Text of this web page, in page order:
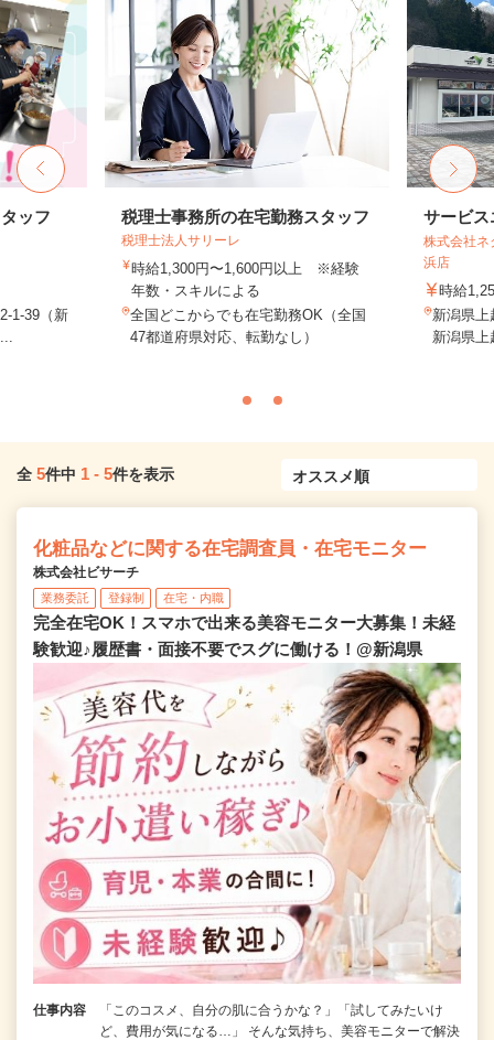
ッフ
1-39（新
税理士事務所の在宅勤務スタッフ
税理士法人サリーレ
時給1,300円〜1,600円以上 ※経験
年数・スキルによる
全国どこからでも在宅勤務OK（全国
47都道府県対応、転勤なし）
サービス
株式会社
浜店
時給
新潟県上
新潟県
全 5件中 1 - 5件を表示
化粧品などに関する在宅調査員・在宅モニター
株式会社ビサーチ
業務委託 登録制 在宅・内職
完全在宅OK！スマホで出来る美容モニター大募集！未経
験歓迎♪履歴書・面接不要でスグに働ける！@新潟県
仕事内容
「このコスメ、自分の肌に合うかな？」「試してみたいけ
ど、費用が気になる…」 そんな気持ち、美容モニターで解決